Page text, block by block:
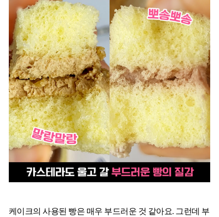
케이크의 사용된 빵은 매우 부드러운 것 같아요. 그런데 부